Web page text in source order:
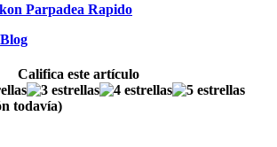
Parpadea Rapido
Blog
Califica este artículo
todavía)